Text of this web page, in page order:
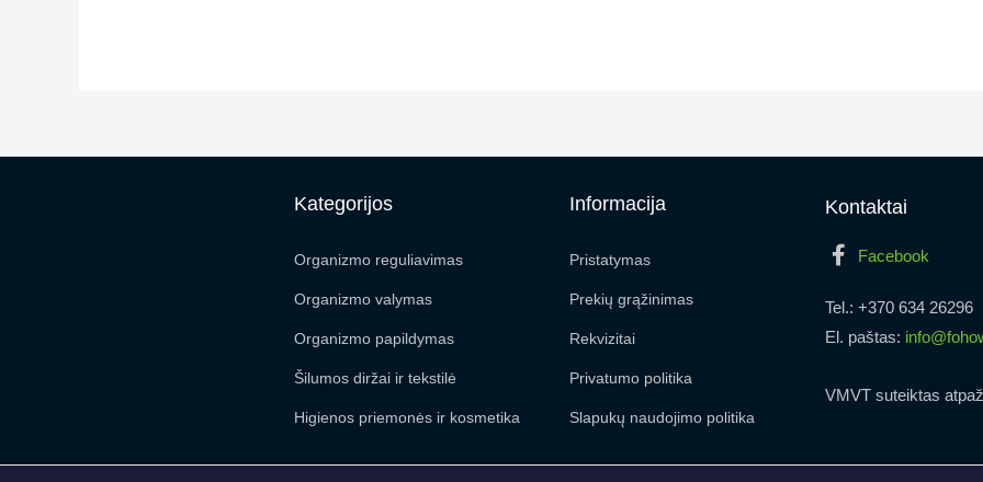
Kategorijos
Organizmo reguliavimas
Organizmo valymas
Organizmo papildymas
Šilumos diržai ir tekstilė
Higienos priemonės ir kosmetika
Informacija
Pristatymas
Prekių grąžinimas
Rekvizitai
Privatumo politika
Slapukų naudojimo politika
Kontaktai
Facebook
Tel.: +370 634 26296
El. paštas:
VMVT suteiktas